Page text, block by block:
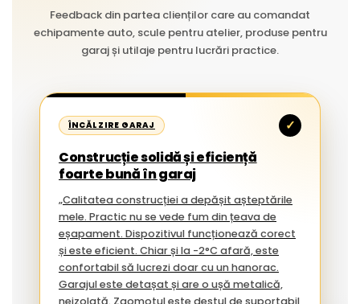
Feedback din partea clienților care au comandat
echipamente auto, scule pentru atelier, produse pentru
garaj și utilaje pentru lucrări practice.
ÎNCĂLZIRE GARAJ ✓
Construcție solidă și eficiență
foarte bună în garaj
„Calitatea construcției a depășit așteptările
mele. Practic nu se vede fum din țeava de
eșapament. Dispozitivul funcționează corect
și este eficient. Chiar și la -2°C afară, este
confortabil să lucrezi doar cu un hanorac.
Garajul este detașat și are o ușă metalică,
neizolată. Zgomotul este destul de suportabil